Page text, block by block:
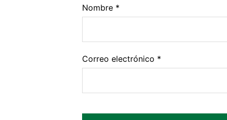
Nombre *
Correo electrónico *